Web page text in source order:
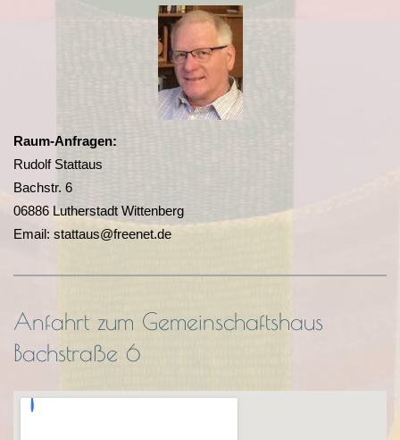
Raum-Anfragen:
Rudolf Stattaus
Bachstr. 6
06886 Lutherstadt Wittenberg
Email: stattaus@freenet.de
Anfahrt zum Gemeinschaftshaus
Bachstraße 6